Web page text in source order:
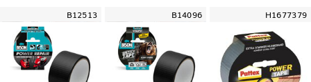
B12513 B14096 H1677379